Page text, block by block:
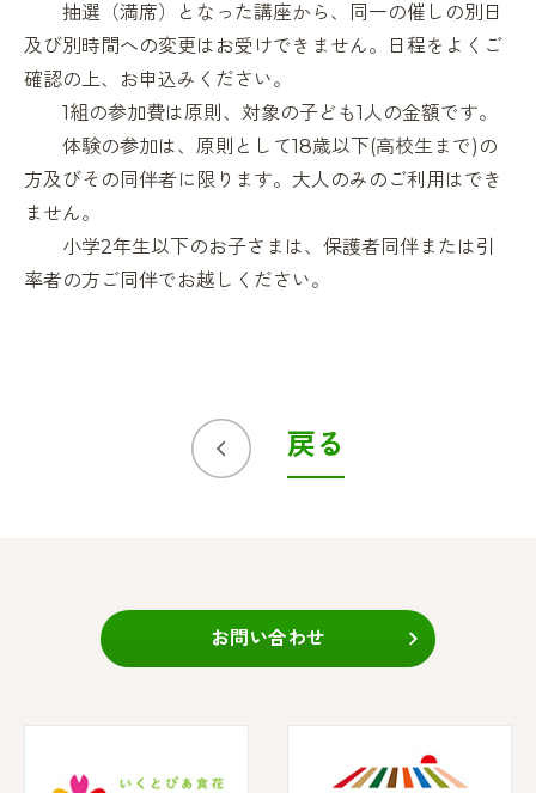
抽選（満席）となった講座から、同一の催しの別日
及び別時間への変更はお受けできません。日程をよくご
確認の上、お申込みください。
1組の参加費は原則、対象の子ども1人の金額です。
体験の参加は、原則として18歳以下(高校生まで)の
方及びその同伴者に限ります。大人のみのご利用はでき
ません。
小学2年生以下のお子さまは、保護者同伴または引
率者の方ご同伴でお越しください。
戻る
お問い合わせ